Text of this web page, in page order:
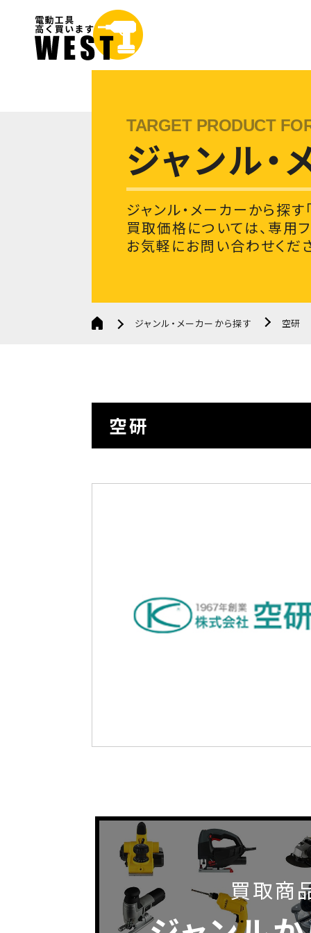
ジャンル・
ジャンル・メーカーから探す
買取価格については、専用
お気軽にお問い合わせくだ
ジャンル・メーカーから探す 空研
空研
買取商